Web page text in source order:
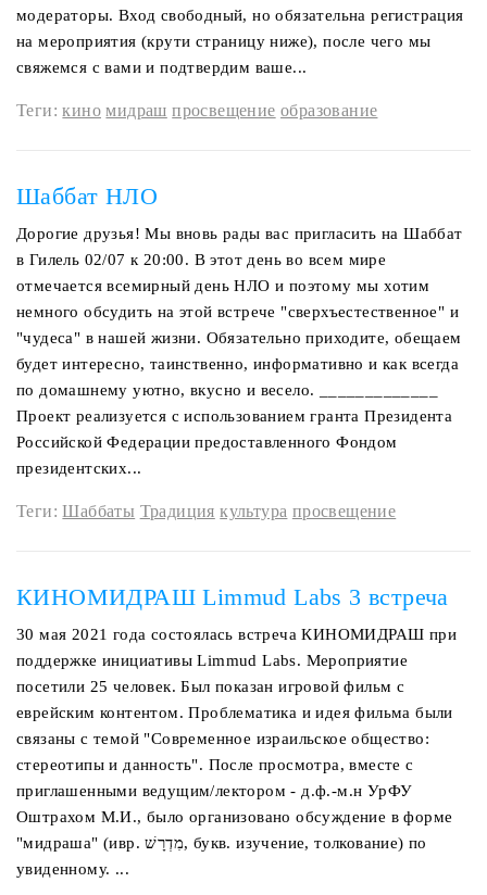
модераторы. Вход свободный, но обязательна регистрация
на мероприятия (крути страницу ниже), после чего мы
свяжемся с вами и подтвердим ваше...
Теги:кино мидраш просвещение образование
Шаббат НЛО
Дорогие друзья! Мы вновь рады вас пригласить на Шаббат
в Гилель 02/07 к 20:00. В этот день во всем мире
отмечается всемирный день НЛО и поэтому мы хотим
немного обсудить на этой встрече "сверхъестественное" и
"чудеса" в нашей жизни. Обязательно приходите, обещаем
будет интересно, таинственно, информативно и как всегда
по домашнему уютно, вкусно и весело. _____________
Проект реализуется с использованием гранта Президента
Российской Федерации предоставленного Фондом
президентских...
Теги:Шаббаты Традиция культура просвещение
КИНОМИДРАШ Limmud Labs 3 встреча
30 мая 2021 года состоялась встреча КИНОМИДРАШ при
поддержке инициативы Limmud Labs. Мероприятие
посетили 25 человек. Был показан игровой фильм с
еврейским контентом. Проблематика и идея фильма были
связаны с темой "Современное израильское общество:
стереотипы и данность". После просмотра, вместе с
приглашенными ведущим/лектором - д.ф.-м.н УрФУ
Оштрахом М.И., было организовано обсуждение в форме
"мидраша" (ивр. ‏מִדְרָשׁ‏‎, букв. изучение, толкование) по
увиденному. ...